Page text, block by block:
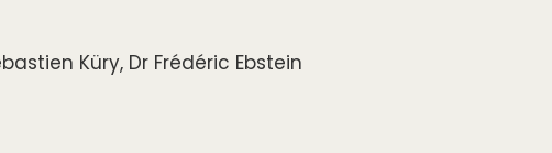
Küry, Dr Frédéric Ebstein